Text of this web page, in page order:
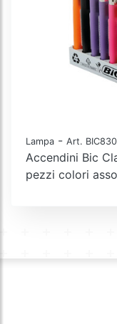
Lampa - Art.
Accendini Bic
pezzi colori